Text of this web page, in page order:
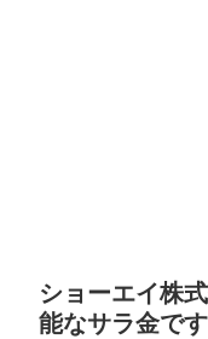
ショーエイ株
能なサラ金です